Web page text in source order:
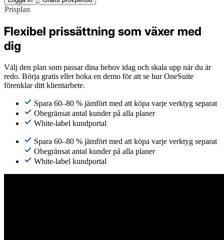
Prisplan
Flexibel prissättning som växer med
dig
Välj den plan som passar dina behov idag och skala upp när du är
redo. Börja gratis eller boka en demo för att se hur OneSuite
förenklar ditt klientarbete.
Spara 60–80 % jämfört med att köpa varje verktyg separat
Obegränsat antal kunder på alla planer
White-label kundportal
Spara 60–80 % jämfört med att köpa varje verktyg separat
Obegränsat antal kunder på alla planer
White-label kundportal